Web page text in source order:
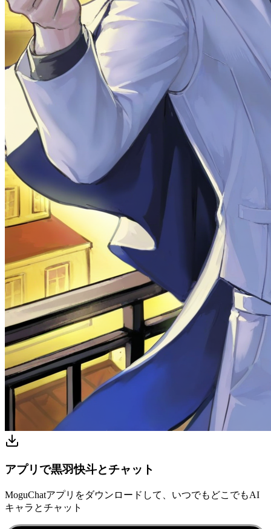
アプリで黒羽快斗とチャット
MoguChatアプリをダウンロードして、いつでもどこでもAI
キャラとチャット